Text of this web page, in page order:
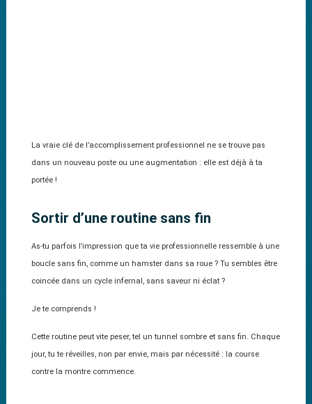
La vraie clé de l’accomplissement professionnel ne se trouve pas
dans un nouveau poste ou une augmentation : elle est déjà à ta
portée !
Sortir d’une routine sans fin
As-tu parfois l’impression que ta vie professionnelle ressemble à une
boucle sans fin, comme un hamster dans sa roue ? Tu sembles être
coincée dans un cycle infernal, sans saveur ni éclat ?
Je te comprends !
Cette routine peut vite peser, tel un tunnel sombre et sans fin. Chaque
jour, tu te réveilles, non par envie, mais par nécessité : la course
contre la montre commence.